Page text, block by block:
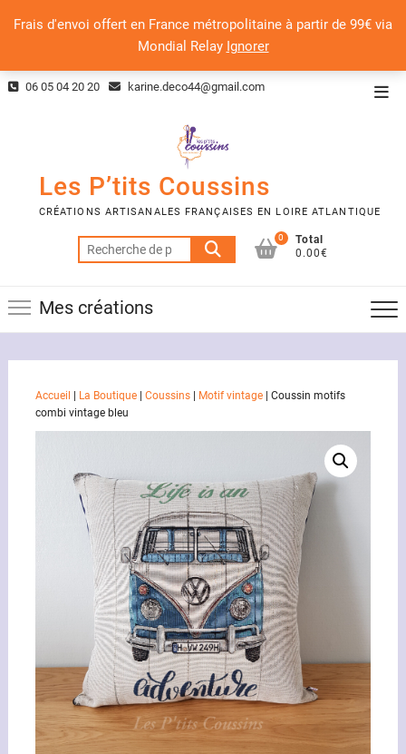
Frais d'envoi offert en France métropolitaine à partir de 99€ via
Mondial Relay Ignorer
Skip 06 05 04 20 20 karine.deco44@gmail.com
Les P’tits Coussins
CRÉATIONS ARTISANALES FRANÇAISES EN LOIRE ATLANTIQUE
Recherche
pour :
0
Total
0.00€
Mes créations
Accueil La Boutique| Coussins| Motif vintage| Coussin motifs
combi vintage bleu